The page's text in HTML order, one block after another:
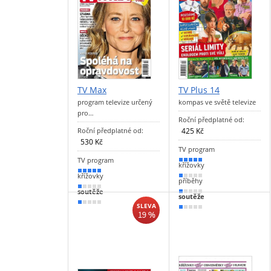
TV Max
program televize určený
pro…
Roční předplatné od:
530 Kč
TV program
100 %
křížovky
20 %
soutěže
10 %
TV Plus 14
kompas ve světě televize
Roční předplatné od:
425 Kč
TV program
100 %
křížovky
20 %
příběhy
10 %
soutěže
10 %
SLEVA
19 %